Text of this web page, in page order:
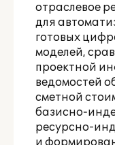
отраслевое
для
готовых
моделей,
проектной
ведомостей
сметной
ресурсно-
и